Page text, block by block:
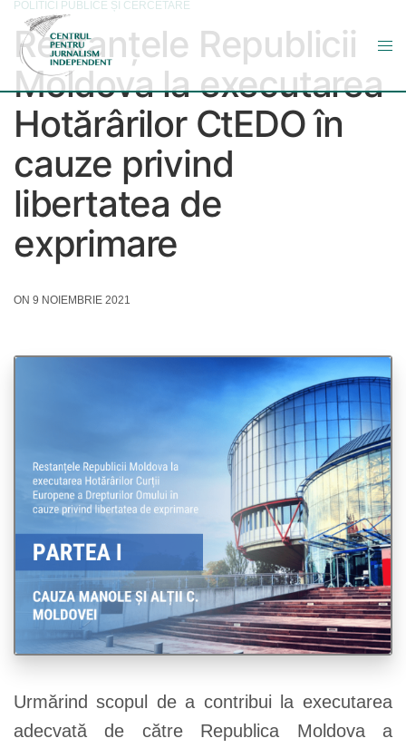
POLITICI PUBLICE ȘI CERCETARE
Restanțele Republicii
Moldova la executarea
Hotărârilor CtEDO în
cauze privind
libertatea de
exprimare
ON 9 NOIEMBRIE 2021
Urmărind scopul de a contribui la executarea
adecvată de către Republica Moldova a